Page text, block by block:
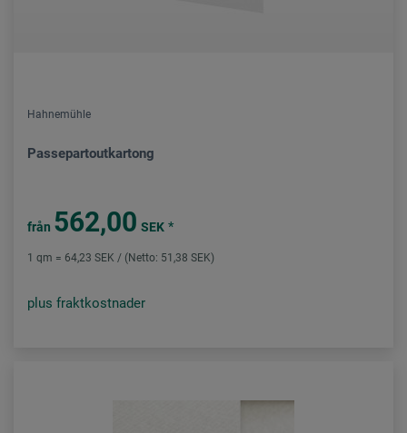
Hahnemühle
Passepartoutkartong
från 562,00 SEK *
1 qm = 64,23 SEK / (Netto: 51,38 SEK)
plus fraktkostnader